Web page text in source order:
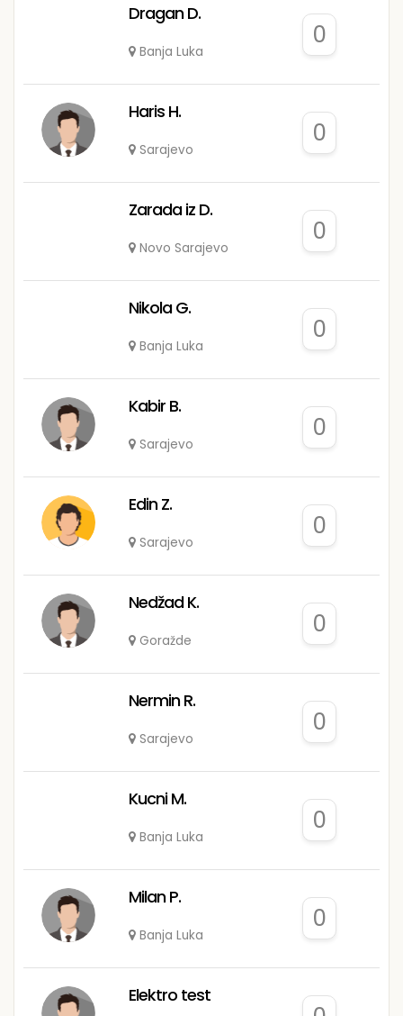
Dragan D.
Banja Luka
0
Haris H.
Sarajevo
0
Zarada iz D.
Novo Sarajevo
0
Nikola G.
Banja Luka
0
Kabir B.
Sarajevo
0
Edin Z.
Sarajevo
0
Nedžad K.
Goražde
0
Nermin R.
Sarajevo
0
Kucni M.
Banja Luka
0
Milan P.
Banja Luka
0
Elektro test